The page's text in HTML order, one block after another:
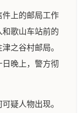
件上的邮局工作
歌山车站前的
之谷村邮局。
晚上，警方彻
疑人物出现。